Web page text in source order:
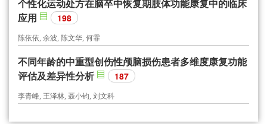
个性化运动处方在脑卒中恢复期肢体功能康复中的临床
应用
198
陈依依, 余波, 陈文华, 何霏
不同年龄的中重型创伤性颅脑损伤患者多维度康复功能
评估及差异性分析
187
李青峰, 王泽林, 聂小钧, 刘文科